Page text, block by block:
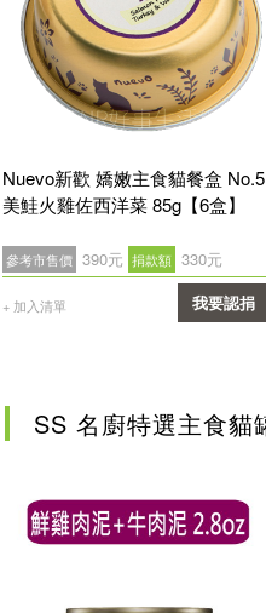
Nuevo新歡 嬌嫩主食貓餐盒 No.5
美鮭火雞佐西洋菜 85g【6盒】
參考市售價 390元 捐款額 330元
+ 加入清單 我要認捐
SS 名廚特選主食貓